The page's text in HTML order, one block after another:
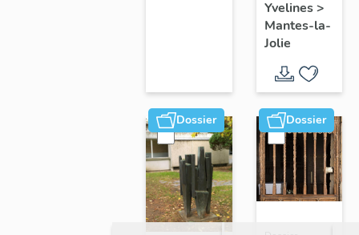
Yvelines>
Mantes-la-
Jolie
Dossier Dossier